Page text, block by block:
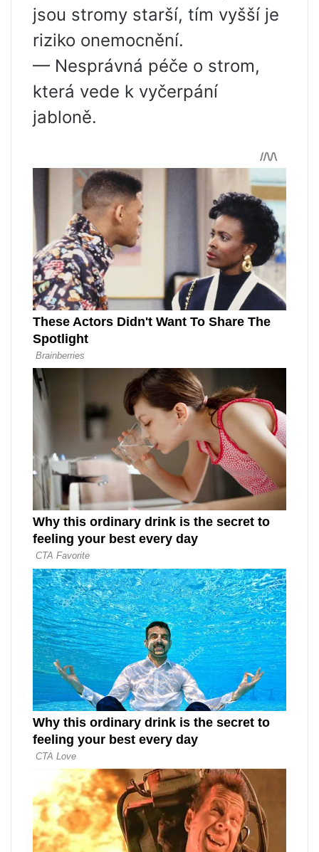
jsou stromy starší, tím vyšší je
riziko onemocnění.
— Nesprávná péče o strom,
která vede k vyčerpání
jabloně.